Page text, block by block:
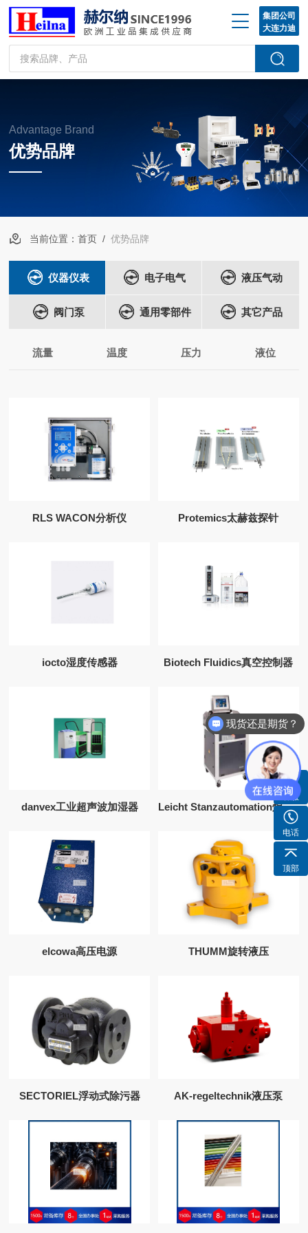
集团公司
大连力迪
Advantage Brand
优势品牌
当前位置：首页 /优势品牌
仪器仪表 电子电气 液压气动
阀门泵 通用零部件 其它产品
流量 温度 压力 液位
RLS WACON分析仪 Protemics太赫兹探针
iocto湿度传感器 Biotech Fluidics真空控制器
danvex工业超声波加湿器 Leicht Stanzautomation焊接机
elcowa高压电源 THUMM旋转液压
SECTORIEL浮动式除污器 AK-regeltechnik液压泵
客服
电话
顶部
现货还是期货？